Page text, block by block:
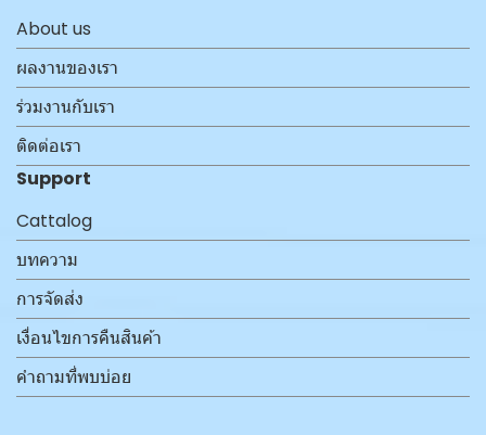
About us
ผลงานของเรา
ร่วมงานกับเรา
ติดต่อเรา
Support
Cattalog
บทความ
การจัดส่ง
เงื่อนไขการคืนสินค้า
คำถามที่พบบ่อย